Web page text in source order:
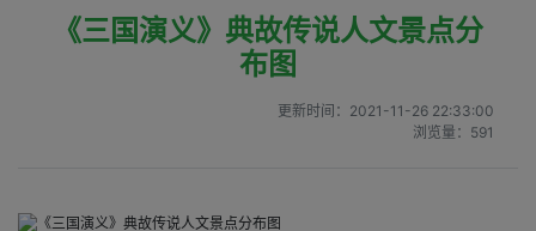
《三国演义》典故传说人文景点分
布图
更新时间： 2021-11-26 22:33:00
浏览量： 591